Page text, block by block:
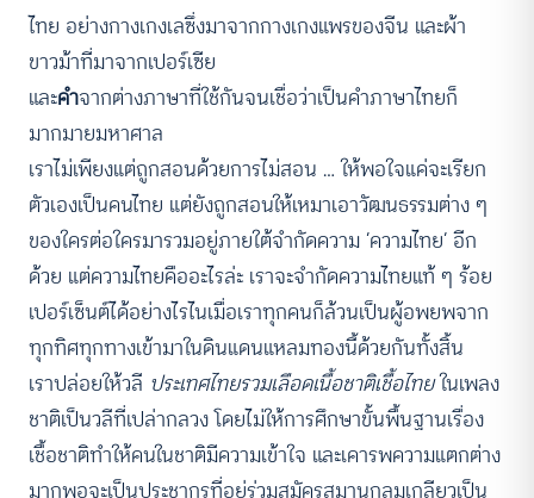
ไทย อย่างกางเกงเลซึ่งมาจากกางเกงแพรของจีน และผ้า
ขาวม้าที่มาจากเปอร์เซีย
และคำจากต่างภาษาที่ใช้กันจนเชื่อว่าเป็นคำภาษาไทยก็
มากมายมหาศาล
เราไม่เพียงแต่ถูกสอนด้วยการไม่สอน … ให้พอใจแค่จะเรียก
ตัวเองเป็นคนไทย แต่ยังถูกสอนให้เหมาเอาวัฒนธรรมต่าง ๆ
ของใครต่อใครมารวมอยู่ภายใต้จำกัดความ ’ความไทย’ อีก
ด้วย แต่ความไทยคืออะไรล่ะ เราจะจำกัดความไทยแท้ ๆ ร้อย
เปอร์เซ็นต์ได้อย่างไรไนเมื่อเราทุกคนก็ล้วนเป็นผู้อพยพจาก
ทุกทิศทุกทางเข้ามาในดินแดนแหลมทองนี้ด้วยกันทั้งสิ้น
เราปล่อยให้วลี ประเทศไทยรวมเลือดเนื้อชาติเชื้อไทยในเพลง
ชาติเป็นวลีที่เปล่ากลวง โดยไม่ให้การศึกษาขั้นพื้นฐานเรื่อง
เชื้อชาติทำให้คนในชาติมีความเข้าใจ และเคารพความแตกต่าง
มากพอจะเป็นประชากรที่อยู่ร่วมสมัครสมานกลมเกลียวเป็น